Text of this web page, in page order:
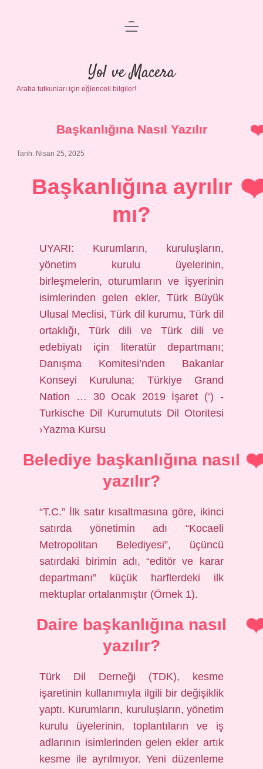
Anasayfa
Gizlilik Politikası
Yasal Uyarı
menüyü
Yol ve Macera
Araba tutkunları için eğlenceli bilgiler!
Başkanlığına Nasıl Yazılır
Tarih: Nisan 25, 2025
Başkanlığına ayrılır
mı?
UYARI: Kurumların, kuruluşların,
yönetim kurulu üyelerinin,
birleşmelerin, oturumların ve işyerinin
isimlerinden gelen ekler, Türk Büyük
Ulusal Meclisi, Türk dil kurumu, Türk dil
ortaklığı, Türk dili ve Türk dili ve
edebiyatı için literatür departmanı;
Danışma Komitesi’nden Bakanlar
Konseyi Kuruluna; Türkiye Grand
Nation … 30 Ocak 2019 İşaret (‘) -
Turkische Dil Kurumututs Dil Otoritesi
›Yazma Kursu
Belediye başkanlığına nasıl
yazılır?
“T.C.” İlk satır kısaltmasına göre, ikinci
satırda yönetimin adı “Kocaeli
Metropolitan Belediyesi”, üçüncü
satırdaki birimin adı, “editör ve karar
departmanı” küçük harflerdeki ilk
mektuplar ortalanmıştır (Örnek 1).
Daire başkanlığına nasıl
yazılır?
Türk Dil Derneği (TDK), kesme
işaretinin kullanımıyla ilgili bir değişiklik
yaptı. Kurumların, kuruluşların, yönetim
kurulu üyelerinin, toplantıların ve iş
adlarının isimlerinden gelen ekler artık
kesme ile ayrılmıyor. Yeni düzenleme